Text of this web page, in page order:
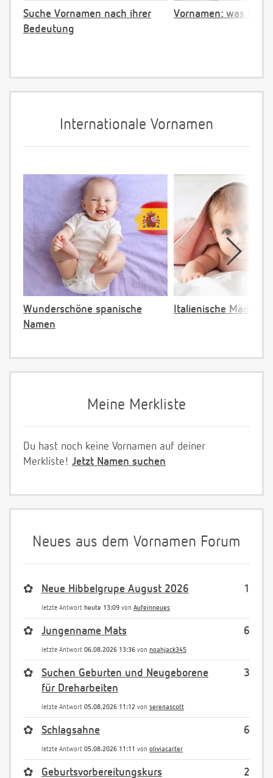
Suche Vornamen nach ihrer
Bedeutung
Vornamen: was ist
Internationale Vornamen
Wunderschöne spanische
Namen
Italienische
Meine Merkliste
Du hast noch keine Vornamen auf deiner
Merkliste! Jetzt Namen suchen
Neues aus dem Vornamen Forum
1
✿ Neue Hibbelgrupe August 2026
letzte Antwort heute 13:09 von Aufeinneues
6
✿ Jungenname Mats
letzte Antwort 06.08.2026 13:36 von noahjack345
3
✿
Suchen Geburten und Neugeborene
für Dreharbeiten
letzte Antwort 05.08.2026 11:12 von serenascott
6
✿ Schlagsahne
letzte Antwort 05.08.2026 11:11 von oliviacarter
2
✿ Geburtsvorbereitungskurs